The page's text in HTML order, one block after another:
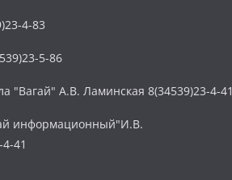
4-83
5-86
"Вагай" А.В. Ламинская 8(34539)23-4-41
информационный"И.В.
41